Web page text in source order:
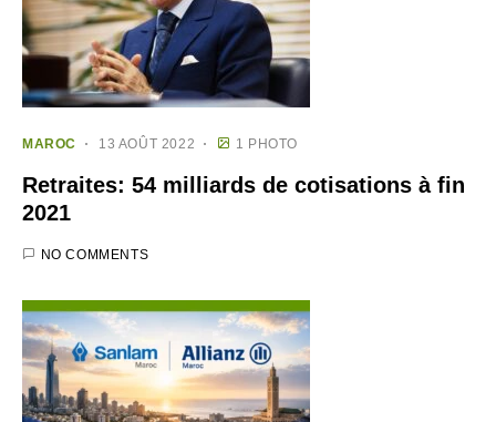
MAROC 13 AOÛT 2022 1 PHOTO
Retraites: 54 milliards de cotisations à fin
2021
NO COMMENTS